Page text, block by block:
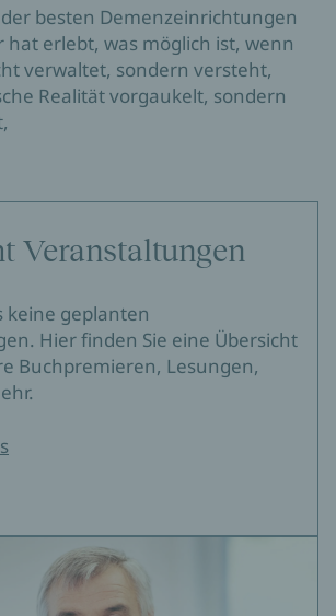
besten Demenzeinrichtungen
hat erlebt, was möglich ist, wenn
verwaltet, sondern versteht,
Realität vorgaukelt, sondern
Veranstaltungen
keine geplanten
Hier finden Sie eine Übersicht
Buchpremieren, Lesungen,